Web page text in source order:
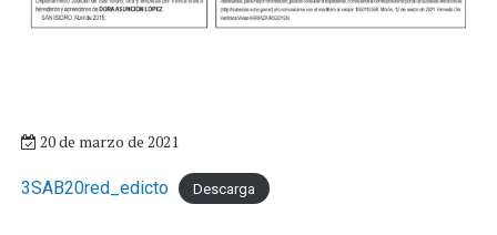
20 de marzo de 2021
3SAB20red_edicto Descarga